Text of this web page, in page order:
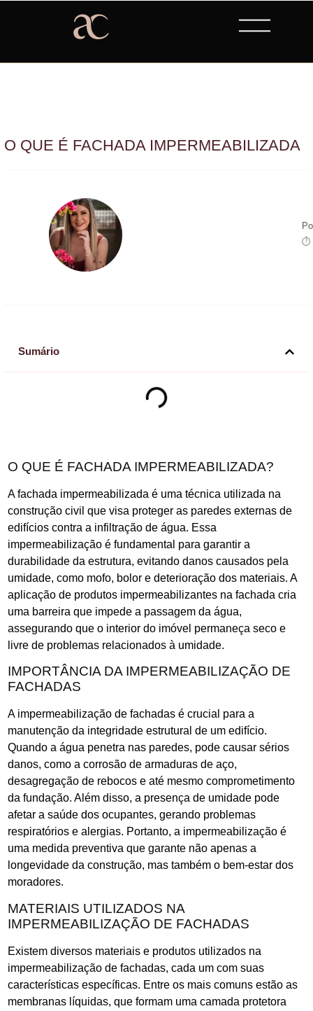
O QUE É FACHADA IMPERMEABILIZADA
⏱
Sumário
O QUE É FACHADA IMPERMEABILIZADA?
A fachada impermeabilizada é uma técnica utilizada na
construção civil que visa proteger as paredes externas de
edifícios contra a infiltração de água. Essa
impermeabilização é fundamental para garantir a
durabilidade da estrutura, evitando danos causados pela
umidade, como mofo, bolor e deterioração dos materiais. A
aplicação de produtos impermeabilizantes na fachada cria
uma barreira que impede a passagem da água,
assegurando que o interior do imóvel permaneça seco e
livre de problemas relacionados à umidade.
IMPORTÂNCIA DA IMPERMEABILIZAÇÃO DE
FACHADAS
A impermeabilização de fachadas é crucial para a
manutenção da integridade estrutural de um edifício.
Quando a água penetra nas paredes, pode causar sérios
danos, como a corrosão de armaduras de aço,
desagregação de rebocos e até mesmo comprometimento
da fundação. Além disso, a presença de umidade pode
afetar a saúde dos ocupantes, gerando problemas
respiratórios e alergias. Portanto, a impermeabilização é
uma medida preventiva que garante não apenas a
longevidade da construção, mas também o bem-estar dos
moradores.
MATERIAIS UTILIZADOS NA
IMPERMEABILIZAÇÃO DE FACHADAS
Existem diversos materiais e produtos utilizados na
impermeabilização de fachadas, cada um com suas
características específicas. Entre os mais comuns estão as
membranas líquidas, que formam uma camada protetora